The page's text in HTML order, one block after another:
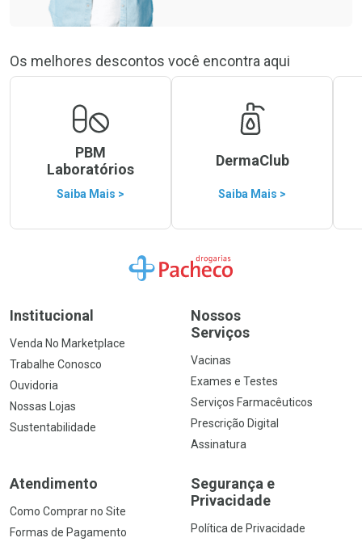
Os melhores descontos você encontra aqui
PBM
Laboratórios
Saiba Mais >
DermaClub
Saiba Mais >
Ir para a Home
Institucional
Venda No Marketplace
Trabalhe Conosco
Ouvidoria
Nossas Lojas
Sustentabilidade
Nossos
Serviços
Vacinas
Exames e Testes
Serviços Farmacêuticos
Prescrição Digital
Assinatura
Atendimento
Como Comprar no Site
Formas de Pagamento
Segurança e
Privacidade
Política de Privacidade